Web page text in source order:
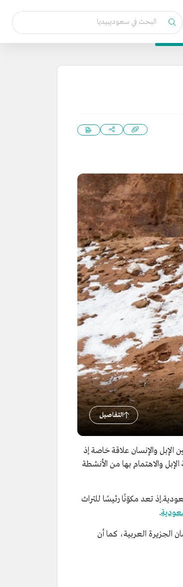
التفاصيل
والإنسان علاقة خاصة إذ
والاهتمام بها من الأنشطة
السعودية.إذ تعد مكوّنًا رئيسًا للتراث
.
الجزيرة العربية، كما أن